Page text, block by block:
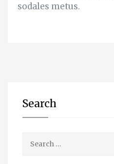
sodales metus.
Search
Search